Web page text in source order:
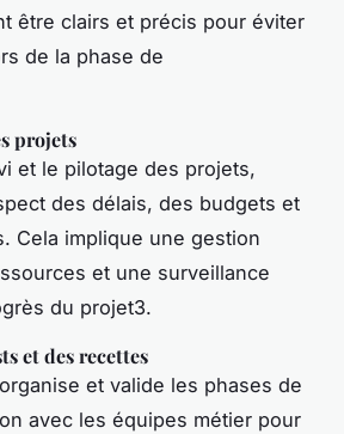
être clairs et précis pour éviter
de la phase de
projets
et le pilotage des projets,
des délais, des budgets et
Cela implique une gestion
et une surveillance
du projet3.
et des recettes
et valide les phases de
avec les équipes métier pour